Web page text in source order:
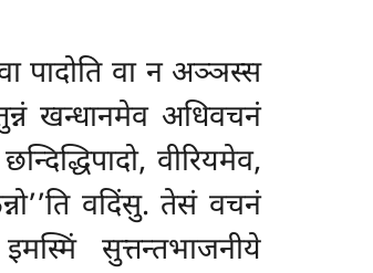
वा पादोति वा न अञ्ञस्स
खन्धानमेव अधिवचनं
वीरियमेव,
वदिंसु. तेसं वचनं
इमस्मिं सुत्तन्तभाजनीये